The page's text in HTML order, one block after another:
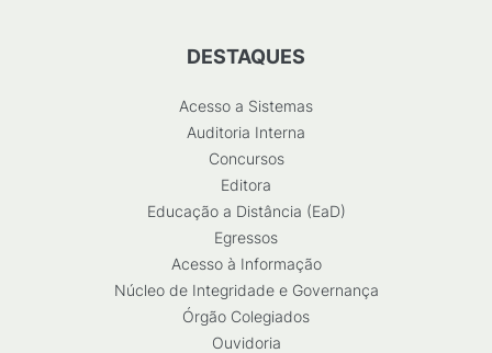
DESTAQUES
Acesso a Sistemas
Auditoria Interna
Concursos
Editora
Educação a Distância (EaD)
Egressos
Acesso à Informação
Núcleo de Integridade e Governança
Órgão Colegiados
Ouvidoria